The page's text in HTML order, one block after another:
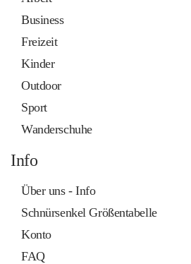
Business
Freizeit
Kinder
Outdoor
Sport
Wanderschuhe
Info
Über uns - Info
Schnürsenkel Größentabelle
Konto
FAQ